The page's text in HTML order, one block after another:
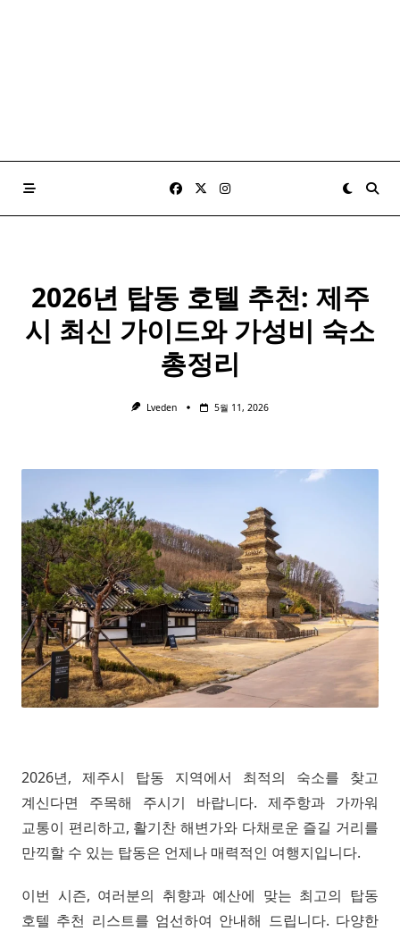
2026년 탑동 호텔 추천: 제주
시 최신 가이드와 가성비 숙소
총정리
Lveden 5월 11, 2026
2026년, 제주시 탑동 지역에서 최적의 숙소를 찾고
계신다면 주목해 주시기 바랍니다. 제주항과 가까워
교통이 편리하고, 활기찬 해변가와 다채로운 즐길 거리를
만끽할 수 있는 탑동은 언제나 매력적인 여행지입니다.
이번 시즌, 여러분의 취향과 예산에 맞는 최고의 탑동
호텔 추천 리스트를 엄선하여 안내해 드립니다. 다양한